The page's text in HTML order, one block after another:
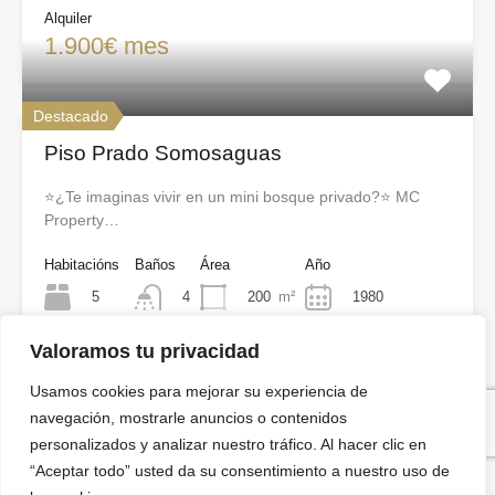
Valoramos tu privacidad
Usamos cookies para mejorar su experiencia de
navegación, mostrarle anuncios o contenidos
personalizados y analizar nuestro tráfico. Al hacer clic en
“Aceptar todo” usted da su consentimiento a nuestro uso de
Alquiler
1.900€ mes
Destacado
Piso Prado Somosaguas
⭐¿Te imaginas vivir en un mini bosque privado?⭐ MC
Property…
Habitacións
5
Baños
4
Área
200 m²
Año
1980
Venta
630.000€
Encuentra tu inmueble